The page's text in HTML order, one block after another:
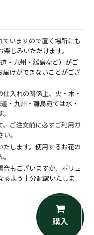
いますので置く場所にも
しみいただけます。
・九州・離島など）がご
けができないことがござ
入れの関係上、火・木・
・九州・離島宛ては水・
ご注文前に必ずご利用ガ
。
します。使用するお花の
もございますが、ボリュ
るよう十分配慮いたしま
購入